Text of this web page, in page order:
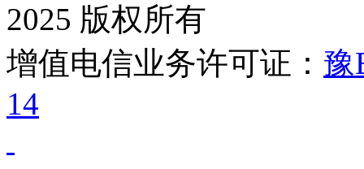
2025 版权所有
增值电信业务许可证： 豫
14